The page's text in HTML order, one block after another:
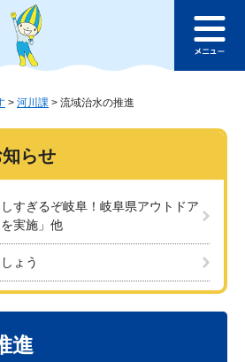
このページの本文へ
ュ
> 河川課 > 流域治水の推進
らせ
すぎるぞ岐阜！岐阜県アウトドア
実施」他
ょう
進